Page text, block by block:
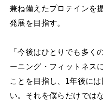
兼ね備えたプロテインを
発展を目指す。
「今後はひとりでも多く
ーニング・フィットネス
ことを目指し、1年後に
い。それを僕らだけでは